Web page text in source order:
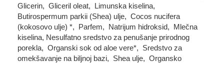
Glicerin, Gliceril oleat, Limunska kiselina,
Butirospermum parkii (Shea) ulje, Cocos nucifera
(kokosovo ulje) *, Parfem, Natrijum hidroksid, Mlečna
kiselina, Nesulfatno sredstvo za penušanje prirodnog
porekla, Organski sok od aloe vere*, Sredstvo za
omekšavanje na biljnoj bazi, Shea ulje, Organsko